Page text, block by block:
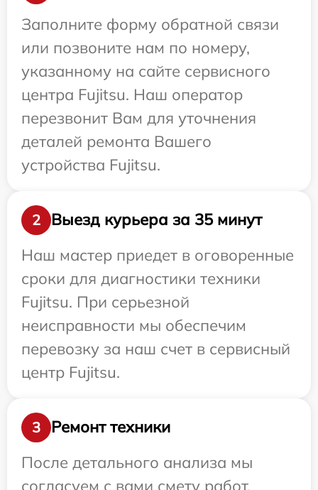
Заполните форму обратной связи
или позвоните нам по номеру,
указанному на сайте сервисного
центра Fujitsu. Наш оператор
перезвонит Вам для уточнения
деталей ремонта Вашего
устройства Fujitsu.
2
Выезд курьера за 35 минут
Наш мастер приедет в оговоренные
сроки для диагностики техники
Fujitsu. При серьезной
неисправности мы обеспечим
перевозку за наш счет в сервисный
центр Fujitsu.
3
Ремонт техники
После детального анализа мы
согласуем с вами смету работ,